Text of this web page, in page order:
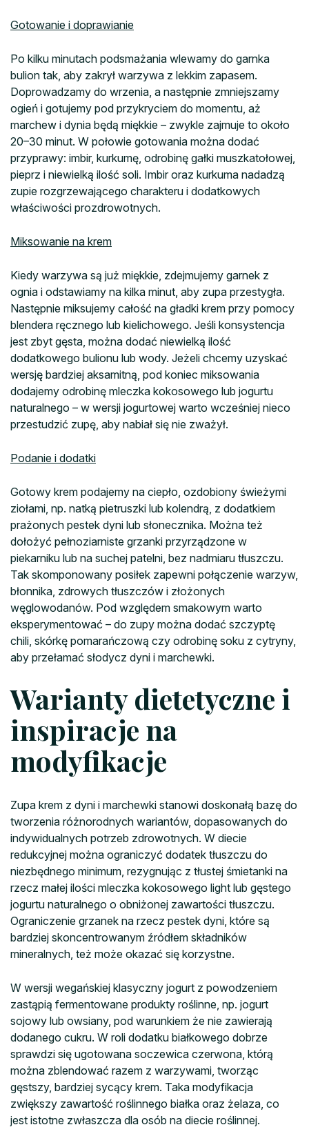
Gotowanie i doprawianie
Po kilku minutach podsmażania wlewamy do garnka
bulion tak, aby zakrył warzywa z lekkim zapasem.
Doprowadzamy do wrzenia, a następnie zmniejszamy
ogień i gotujemy pod przykryciem do momentu, aż
marchew i dynia będą miękkie – zwykle zajmuje to około
20–30 minut. W połowie gotowania można dodać
przyprawy: imbir, kurkumę, odrobinę gałki muszkatołowej,
pieprz i niewielką ilość soli. Imbir oraz kurkuma nadadzą
zupie rozgrzewającego charakteru i dodatkowych
właściwości prozdrowotnych.
Miksowanie na krem
Kiedy warzywa są już miękkie, zdejmujemy garnek z
ognia i odstawiamy na kilka minut, aby zupa przestygła.
Następnie miksujemy całość na gładki krem przy pomocy
blendera ręcznego lub kielichowego. Jeśli konsystencja
jest zbyt gęsta, można dodać niewielką ilość
dodatkowego bulionu lub wody. Jeżeli chcemy uzyskać
wersję bardziej aksamitną, pod koniec miksowania
dodajemy odrobinę mleczka kokosowego lub jogurtu
naturalnego – w wersji jogurtowej warto wcześniej nieco
przestudzić zupę, aby nabiał się nie zważył.
Podanie i dodatki
Gotowy krem podajemy na ciepło, ozdobiony świeżymi
ziołami, np. natką pietruszki lub kolendrą, z dodatkiem
prażonych pestek dyni lub słonecznika. Można też
dołożyć pełnoziarniste grzanki przyrządzone w
piekarniku lub na suchej patelni, bez nadmiaru tłuszczu.
Tak skomponowany posiłek zapewni połączenie warzyw,
błonnika, zdrowych tłuszczów i złożonych
węglowodanów. Pod względem smakowym warto
eksperymentować – do zupy można dodać szczyptę
chili, skórkę pomarańczową czy odrobinę soku z cytryny,
aby przełamać słodycz dyni i marchewki.
Warianty dietetyczne i
inspiracje na
modyfikacje
Zupa krem z dyni i marchewki stanowi doskonałą bazę do
tworzenia różnorodnych wariantów, dopasowanych do
indywidualnych potrzeb zdrowotnych. W diecie
redukcyjnej można ograniczyć dodatek tłuszczu do
niezbędnego minimum, rezygnując z tłustej śmietanki na
rzecz małej ilości mleczka kokosowego light lub gęstego
jogurtu naturalnego o obniżonej zawartości tłuszczu.
Ograniczenie grzanek na rzecz pestek dyni, które są
bardziej skoncentrowanym źródłem składników
mineralnych, też może okazać się korzystne.
W wersji wegańskiej klasyczny jogurt z powodzeniem
zastąpią fermentowane produkty roślinne, np. jogurt
sojowy lub owsiany, pod warunkiem że nie zawierają
dodanego cukru. W roli dodatku białkowego dobrze
sprawdzi się ugotowana soczewica czerwona, którą
można zblendować razem z warzywami, tworząc
gęstszy, bardziej sycący krem. Taka modyfikacja
zwiększy zawartość roślinnego białka oraz żelaza, co
jest istotne zwłaszcza dla osób na diecie roślinnej.